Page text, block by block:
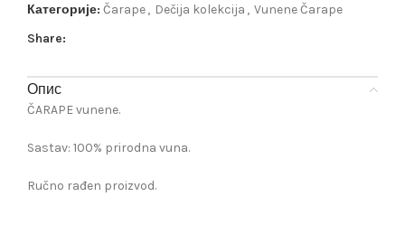
Категорије: Čarape, Dečija kolekcija , Vunene Čarape
Share:
Опис
ČARAPE vunene.
Sastav: 100% prirodna vuna.
Ručno rađen proizvod.